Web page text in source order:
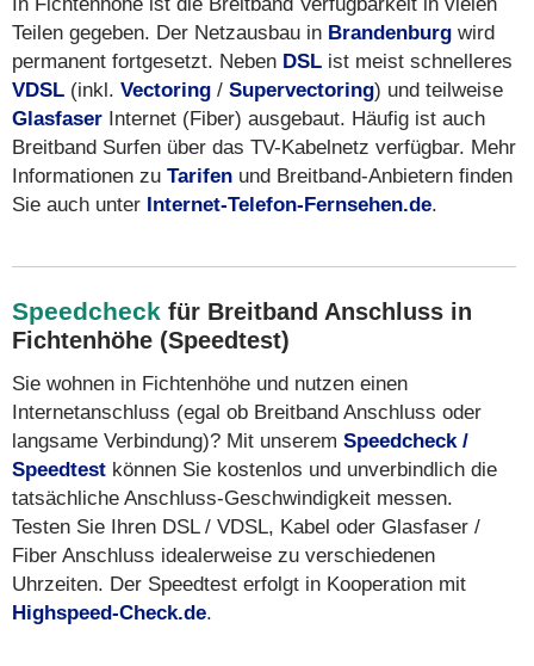
Teilen gegeben. Der Netzausbau in Brandenburg wird
permanent fortgesetzt. Neben DSL ist meist schnelleres
VDSL (inkl. Vectoring / Supervectoring) und teilweise
Glasfaser Internet (Fiber) ausgebaut. Häufig ist auch
Breitband Surfen über das TV-Kabelnetz verfügbar. Mehr
Informationen zu Tarifen und Breitband-Anbietern finden
Sie auch unter Internet-Telefon-Fernsehen.de.
Speedcheck für Breitband Anschluss in
Fichtenhöhe (Speedtest)
Sie wohnen in Fichtenhöhe und nutzen einen
Internetanschluss (egal ob Breitband Anschluss oder
langsame Verbindung)? Mit unserem Speedcheck /
Speedtest können Sie kostenlos und unverbindlich die
tatsächliche Anschluss-Geschwindigkeit messen.
Testen Sie Ihren DSL / VDSL, Kabel oder Glasfaser /
Fiber Anschluss idealerweise zu verschiedenen
Uhrzeiten. Der Speedtest erfolgt in Kooperation mit
Highspeed-Check.de.